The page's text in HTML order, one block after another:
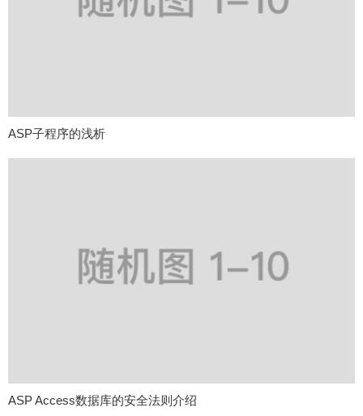
ASP子程序的浅析
ASP Access数据库的安全法则介绍